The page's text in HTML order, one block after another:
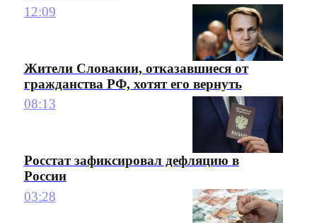
12:09
Жители Словакии, отказавшиеся от
гражданства РФ, хотят его вернуть
08:13
Росстат зафиксировал дефляцию в
России
03:28